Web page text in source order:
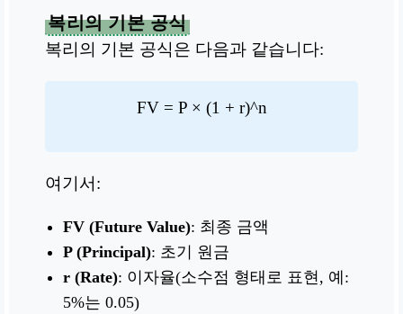
복리의 기본 공식
복리의 기본 공식은 다음과 같습니다:
FV = P × (1 + r)^n
여기서:
FV (Future Value): 최종 금액
P (Principal): 초기 원금
r (Rate): 이자율(소수점 형태로 표현, 예:
5%는 0.05)